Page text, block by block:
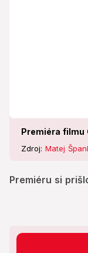
Premiéra filmu
Zdroj: Matej
Premiéru si